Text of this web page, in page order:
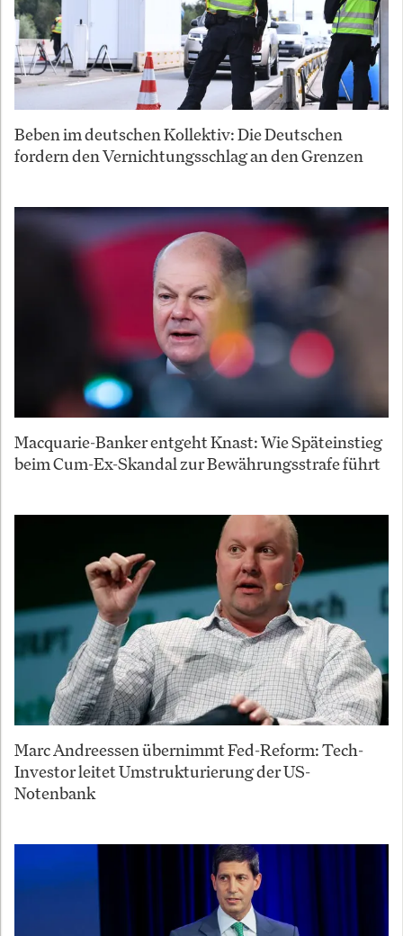
Beben im deutschen Kollektiv: Die Deutschen
fordern den Vernichtungsschlag an den Grenzen
Macquarie-Banker entgeht Knast: Wie Späteinstieg
beim Cum-Ex-Skandal zur Bewährungsstrafe führt
Marc Andreessen übernimmt Fed-Reform: Tech-
Investor leitet Umstrukturierung der US-
Notenbank